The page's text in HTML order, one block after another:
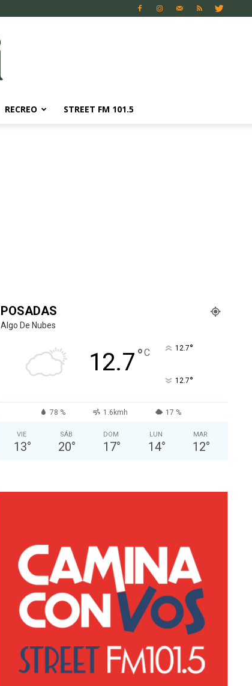
RECREO STREET FM 101.5
POSADAS
Algo De Nubes
12.7°C 12.7°
12.7°
78 % 1.6kmh 17 %
VIE
13°
SÁB
20°
DOM
17°
LUN
14°
MAR
12°